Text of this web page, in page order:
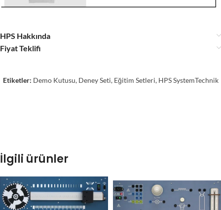
HPS Hakkında
Fiyat Teklifi
Etiketler: Demo Kutusu, Deney Seti, Eğitim Setleri, HPS SystemTechnik
İlgili ürünler